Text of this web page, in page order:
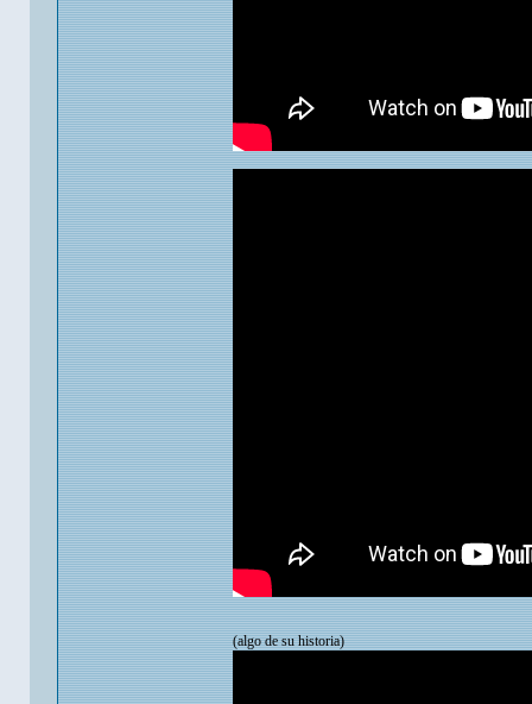
(algo de su historia)